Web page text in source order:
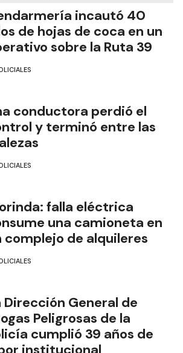
incautó 40
de hojas de coca en un
sobre la Ruta 39
conductora perdió el
y terminó entre las
falla eléctrica
una camioneta en
complejo de alquileres
Dirección General de
Peligrosas de la
cumplió 39 años de